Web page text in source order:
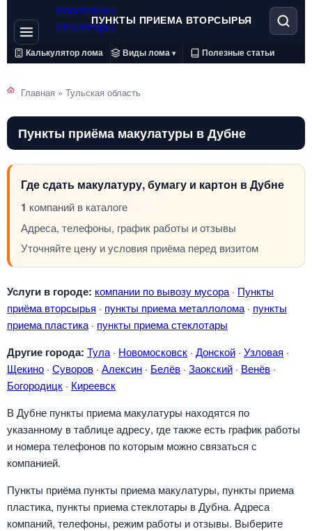
ПУНКТЫ ПРИЕМА ВТОРСЫРЬЯ
Калькулятор лома Виды лома ▾ Полезные статьи
Главная » Тульская область
Пункты приёма макулатуры в Дубне
Где сдать макулатуру, бумагу и картон в Дубне
1 компаний в каталоге
Адреса, телефоны, график работы и отзывы
Уточняйте цену и условия приёма перед визитом
Услуги в городе: компании по вывозу мусора · Пункты
приёма вторсырья · пункты приема металлолома · пункты
приема пластика · пункты приема стеклотары
Другие города: Тула · Новомосковск · Донской · Узловая ·
Щекино · Суворов · Алексин · Белёв · Заокский · Венёв ·
Богородицк · Киреевск
В Дубне пункты приема макулатуры находятся по
указанному в таблице адресу, где также есть график работы
и номера телефонов по которым можно связаться с
компанией.
Пункты приёма пункты приема макулатуры, пункты приема
пластика, пункты приема стеклотары в Дубна. Адреса
компаний, телефоны, режим работы и отзывы. Выберите